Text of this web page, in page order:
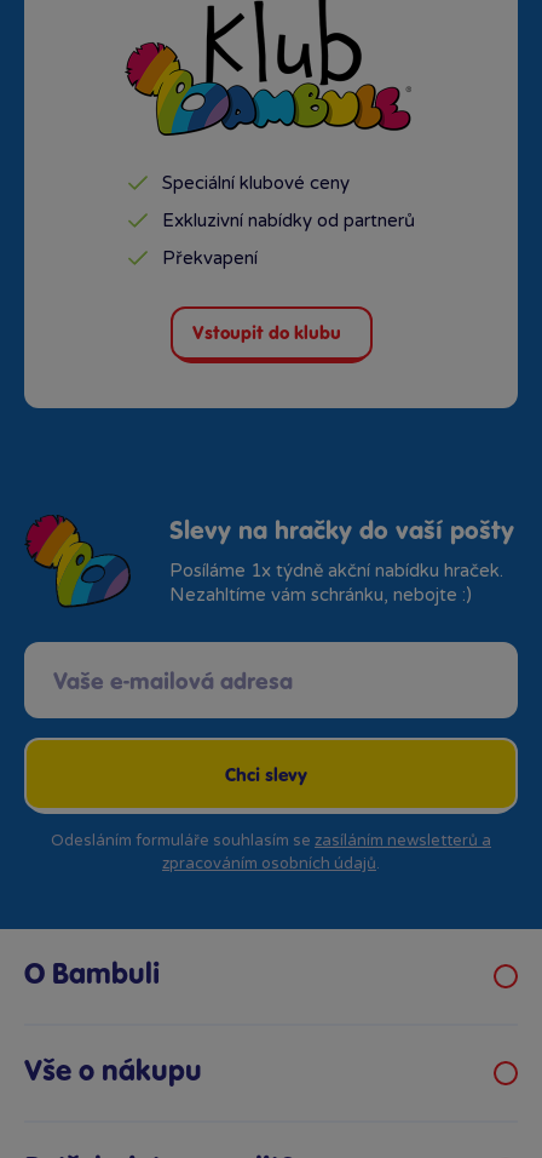
Speciální klubové ceny
Exkluzivní nabídky od partnerů
Překvapení
Vstoupit do klubu
Slevy na hračky do vaší pošty
Posíláme 1x týdně akční nabídku hraček.
Nezahltíme vám schránku, nebojte :)
Chci slevy
Odesláním formuláře souhlasím se zasíláním newsletterů a
zpracováním osobních údajů.
O Bambuli
Prodejny Bambule
Vše o nákupu